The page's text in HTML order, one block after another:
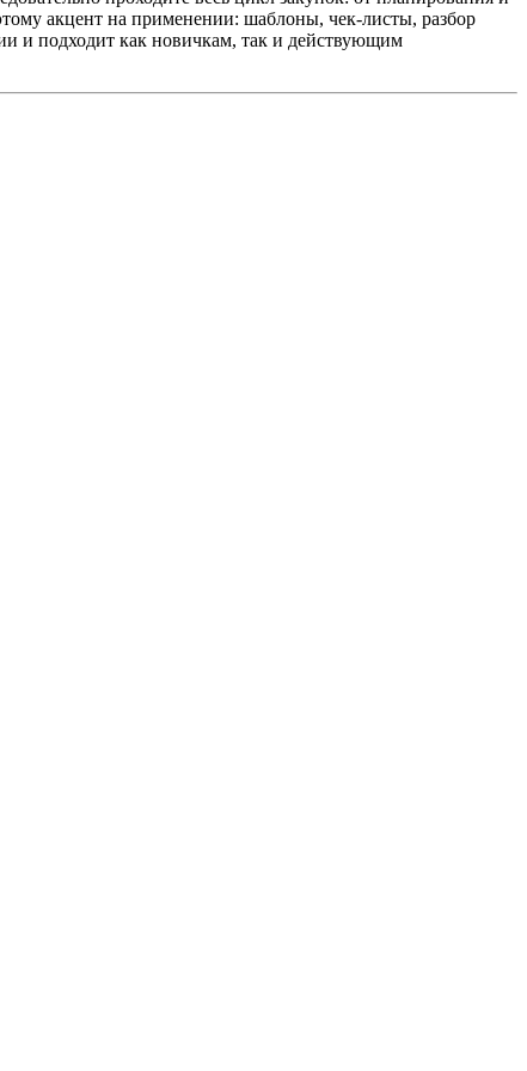
акцент на применении: шаблоны, чек‑листы, разбор
и подходит как новичкам, так и действующим